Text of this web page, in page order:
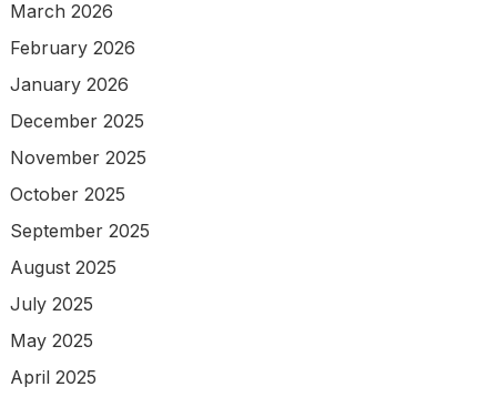
March 2026
February 2026
January 2026
December 2025
November 2025
October 2025
September 2025
August 2025
July 2025
May 2025
April 2025